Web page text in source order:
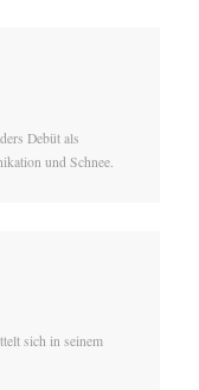
Debüt als
und Schnee.
sich in seinem